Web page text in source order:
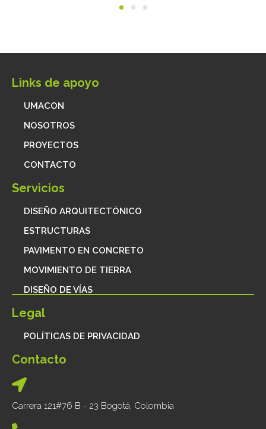
Links de apoyo
UMACON
NOSOTROS
PROYECTOS
CONTACTO
Servicios
DISEÑO ARQUITECTÓNICO
ESTRUCTURAS
PAVIMENTO EN CONCRETO
MOVIMIENTO DE TIERRA
DISEÑO DE VÍAS
Legal
POLÍTICAS DE PRIVACIDAD
Contacto
Carrera 121#76 B - 23 Bogotá, Colombia